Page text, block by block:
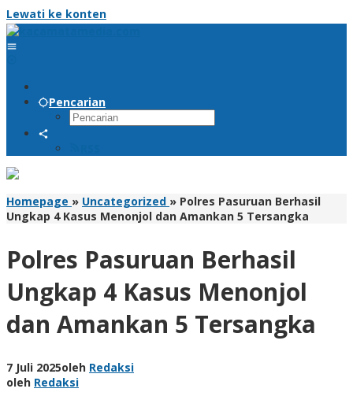
Lewati ke konten
Pencarian
Homepage » Uncategorized » Polres Pasuruan Berhasil
Ungkap 4 Kasus Menonjol dan Amankan 5 Tersangka
Polres Pasuruan Berhasil
Ungkap 4 Kasus Menonjol
dan Amankan 5 Tersangka
7 Juli 2025oleh Redaksi
oleh Redaksi